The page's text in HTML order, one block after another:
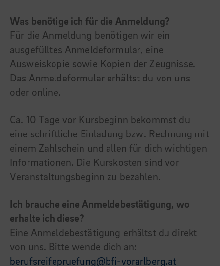
Was benötige ich für die Anmeldung?
Für die Anmeldung benötigen wir ein
ausgefülltes Anmeldeformular, eine
Ausweiskopie sowie Kopien der Zeugnisse.
Das Anmeldeformular erhältst du von uns
oder online.
Ca. 10 Tage vor Kursbeginn bekommst du
eine schriftliche Einladung bzw. Rechnung mit
einem Zahlschein und allen für dich wichtigen
Informationen. Die Kurskosten sind vor
Veranstaltungsbeginn zu bezahlen.
Ich brauche eine Anmeldebestätigung, wo
erhalte ich diese?
Eine Anmeldebestätigung erhältst du direkt
von uns. Bitte wende dich an:
berufsreifepruefung@bfi-vorarlberg.at